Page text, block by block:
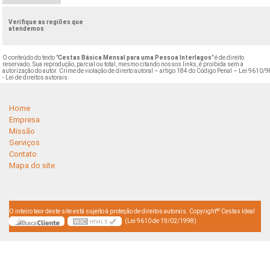
Verifique as regiões que
atendemos
O conteúdo do texto "Cestas Básica Mensal para uma Pessoa Interlagos" é de direito
reservado. Sua reprodução, parcial ou total, mesmo citando nossos links, é proibida sem a
autorização do autor. Crime de violação de direito autoral – artigo 184 do Código Penal –
Lei 9610/
- Lei de direitos autorais
Home
Empresa
Missão
Serviços
Contato
Mapa do site
O inteiro teor deste site está sujeito à proteção de direitos autorais. Copyright© Cestas Ideal
(Lei 9610 de 19/02/1998)